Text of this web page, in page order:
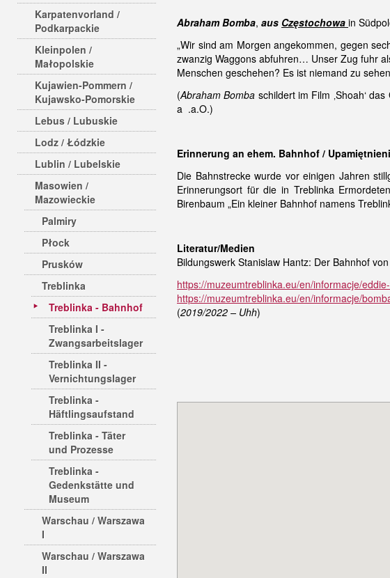
Karpatenvorland /
Podkarpackie
Kleinpolen /
Małopolskie
Kujawien-Pommern /
Kujawsko-Pomorskie
Lebus / Lubuskie
Lodz / Łódzkie
Lublin / Lubelskie
Masowien /
Mazowieckie
Palmiry
Płock
Prusków
Treblinka
Treblinka - Bahnhof
Treblinka I -
Zwangsarbeitslager
Treblinka II -
Vernichtungslager
Treblinka -
Häftlingsaufstand
Treblinka - Täter
und Prozesse
Treblinka -
Gedenkstätte und
Museum
Warschau / Warszawa
I
Warschau / Warszawa
II
Abraham Bomba, aus Częstochowa in
„Wir sind am Morgen angekommen, gegen
zwanzig Waggons abfuhren… Unser Zug fuhr
Menschen geschehen? Es ist niemand zu
(Abraham Bomba schildert im Film ‚Shoah‘
a .a.O.)
Erinnerung an ehem. Bahnhof /
Die Bahnstrecke wurde vor einigen Jahren
Erinnerungsort für die in Treblinka
Birenbaum „Ein kleiner Bahnhof namens
Literatur/Medien
Bildungswerk Stanislaw Hantz: Der Bahnhof
https://muzeumtreblinka.eu/en/informacje/
https://muzeumtreblinka.eu/en/informacje/
(2019/2022 – Uhh)